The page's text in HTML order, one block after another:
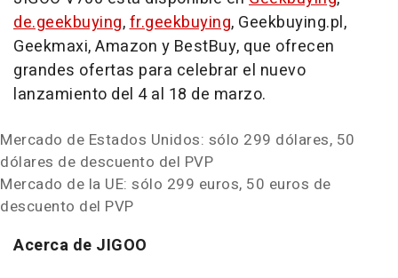
de.geekbuying,fr.geekbuying, Geekbuying.pl,
Geekmaxi, Amazon y BestBuy, que ofrecen
grandes ofertas para celebrar el nuevo
lanzamiento del 4 al 18 de marzo.
Mercado de Estados Unidos: sólo 299 dólares, 50
dólares de descuento del PVP
Mercado de la UE: sólo 299 euros, 50 euros de
descuento del PVP
Acerca de JIGOO